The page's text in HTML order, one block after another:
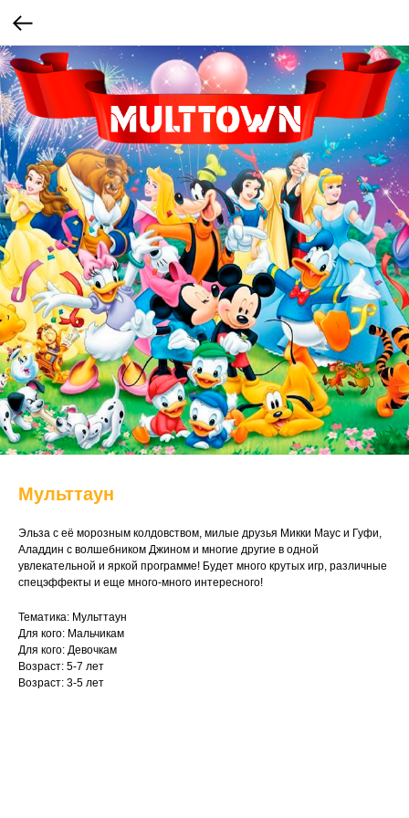
Мульттаун
Эльза с её морозным колдовством, милые друзья Микки Маус и Гуфи,
Аладдин с волшебником Джином и многие другие в одной
увлекательной и яркой программе! Будет много крутых игр, различные
спецэффекты и еще много-много интересного!
Тематика: Мульттаун
Для кого: Мальчикам
Для кого: Девочкам
Возраст: 5-7 лет
Возраст: 3-5 лет